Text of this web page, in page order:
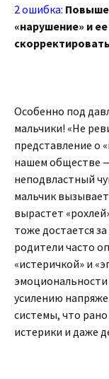
2 ошибка:
«нарушение» и
Особенно под
мальчики! «Не
представление о
нашем обществе
неподвластный
мальчик
вырастет
тоже достается
родители часто
«истеричкой» и
усилению
системы, что
истерики и даже